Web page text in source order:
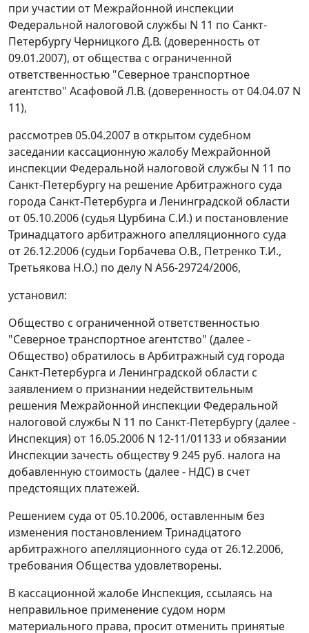
при участии от Межрайонной инспекции
Федеральной налоговой службы N 11 по Санкт-
Петербургу Черницкого Д.В. (доверенность от
09.01.2007), от общества с ограниченной
ответственностью "Северное транспортное
агентство" Асафовой Л.В. (доверенность от 04.04.07 N
11),
рассмотрев 05.04.2007 в открытом судебном
заседании кассационную жалобу Межрайонной
инспекции Федеральной налоговой службы N 11 по
Санкт-Петербургу на решение Арбитражного суда
города Санкт-Петербурга и Ленинградской области
от 05.10.2006(судья Цурбина С.И.) и постановление
Тринадцатого арбитражного апелляционного суда
от 26.12.2006 (судьи Горбачева О.В., Петренко Т.И.,
Третьякова Н.О.) по делу N А56-29724/2006,
установил:
Общество с ограниченной ответственностью
"Северное транспортное агентство" (далее -
Общество) обратилось в Арбитражный суд города
Санкт-Петербурга и Ленинградской области с
заявлением о признании недействительным
решения Межрайонной инспекции Федеральной
налоговой службы N 11 по Санкт-Петербургу (далее -
Инспекция) от 16.05.2006 N 12-11/01133 и обязании
Инспекции зачесть обществу 9 245 руб. налога на
добавленную стоимость (далее - НДС) в счет
предстоящих платежей.
Решением суда от 05.10.2006, оставленным без
изменения постановлением Тринадцатого
арбитражного апелляционного суда от 26.12.2006,
требования Общества удовлетворены.
В кассационной жалобе Инспекция, ссылаясь на
неправильное применение судом норм
материального права, просит отменить принятые